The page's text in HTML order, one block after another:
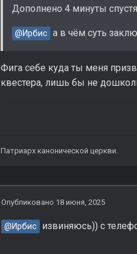
Дополнено 4 минуты спустя
@Ирбис а в чём суть
Фига себе куда ты меня
квестера, лишь бы не
Патриарх канонической церкви.
Опубликовано 18 июня, 2025
@Ирбис извиняюсь)) с